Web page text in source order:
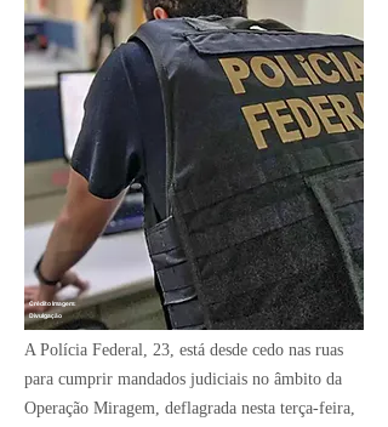
Divulgação
Crédito Imagem:
A Polícia Federal, 23, está desde cedo nas ruas
para cumprir mandados judiciais no âmbito da
Operação Miragem, deflagrada nesta terça-feira,